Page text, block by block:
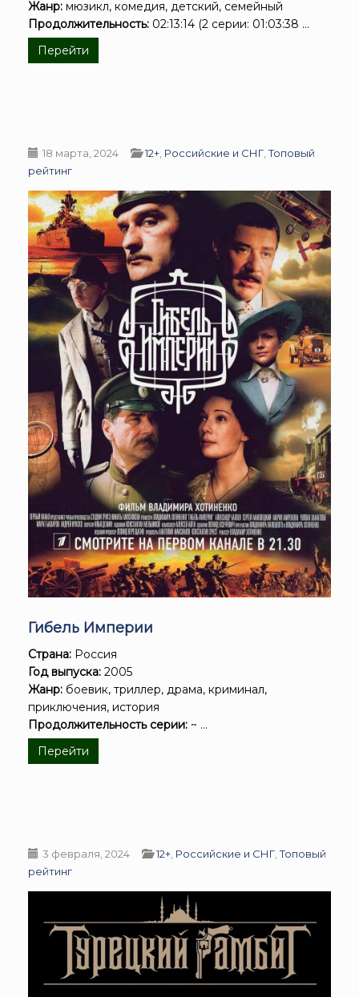
Жанр: мюзикл, комедия, детский, семейный
Продолжительность: 02:13:14 (2 серии: 01:03:38 ...
Перейти
18 марта, 2024 12+, Российские и СНГ,Топовый
рейтинг
Гибель Империи
Страна: Россия
Год выпуска: 2005
Жанр: боевик, триллер, драма, криминал,
приключения, история
Продолжительность серии: ~ ...
Перейти
3 февраля, 2024 12+ Российские и СНГ ,Топовый
рейтинг